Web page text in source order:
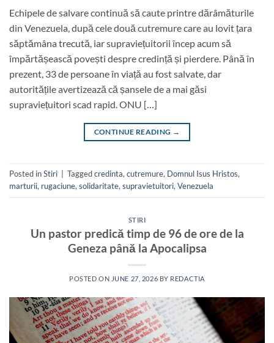
Echipele de salvare continuă să caute printre dărâmăturile
din Venezuela, după cele două cutremure care au lovit țara
săptămâna trecută, iar supraviețuitorii încep acum să
împărtășească povești despre credință și pierdere. Până în
prezent, 33 de persoane în viață au fost salvate, dar
autoritățile avertizează că șansele de a mai găsi
supraviețuitori scad rapid. ONU […]
CONTINUE READING →
Posted inStiri Taggedcredinta, cutremure, Domnul Isus Hristos,
marturii, rugaciune, solidaritate, supravietuitori, Venezuela
STIRI
Un pastor predică timp de 96 de ore de la
Geneza până la Apocalipsa
POSTED ON JUNE 27, 2026 BY REDACTIA